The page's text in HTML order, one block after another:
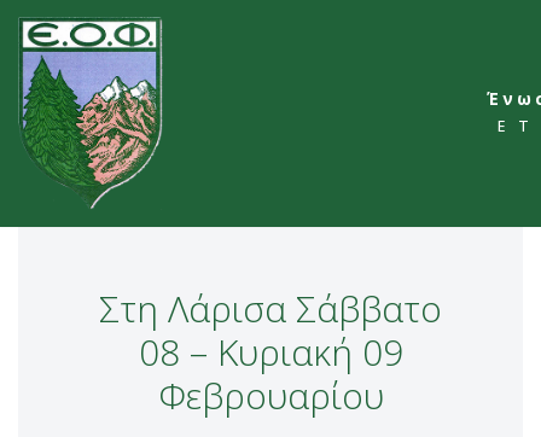
Skip
to
content
Στη Λάρισα Σάββατο
08 – Κυριακή 09
Φεβρουαρίου